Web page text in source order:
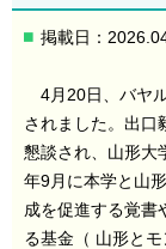
掲載日：
4月20日、バヤ
されました。出口
懇談され、山形大
年9月に本学と山
成を促進する覚書
る基金（ 山形と